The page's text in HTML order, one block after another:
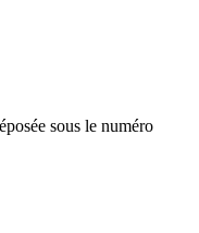
sous le numéro